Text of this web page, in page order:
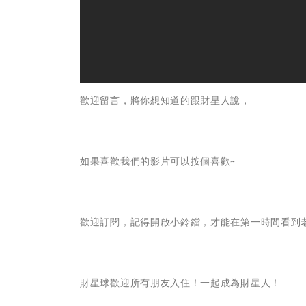
歡迎留言，將你想知道的跟財星人說，
如果喜歡我們的影片可以按個喜歡~
歡迎訂閱，記得開啟小鈴鐺，才能在第一時間看到
財星球歡迎所有朋友入住！一起成為財星人！